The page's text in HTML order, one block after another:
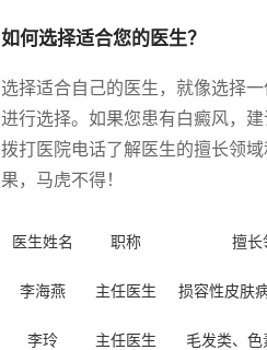
如何选择适合您的医生？
选择适合自己的医生，就像选择
进行选择。如果您患有白癜风，
拨打医院电话了解医生的擅长领
果，马虎不得！
医生姓名 职称 擅长
李海燕 主任医生 损容性皮肤
李玲 主任医生 毛发类、